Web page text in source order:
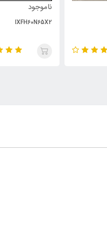
ناموجود
IXFH60N65X2